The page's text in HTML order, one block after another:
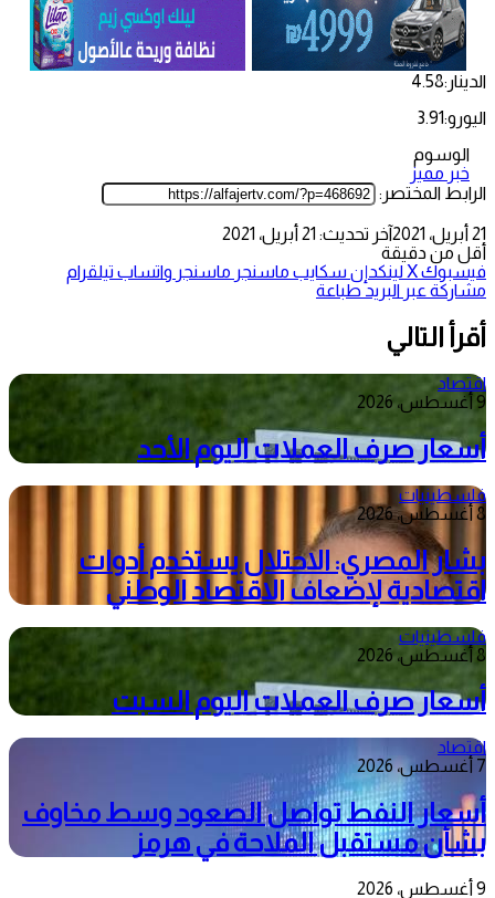
الدينار:4.58
اليورو:3.91
الوسوم
خبر مميز
الرابط المختصر:
21 أبريل، 2021
آخر تحديث: 21 أبريل، 2021
أقل من دقيقة
فيسبوك‫Xلينكدإن سكايب ماسنجر ماسنجر واتساب تيلقرام
مشاركة عبر البريد طباعة
أقرأ التالي
اقتصاد
9 أغسطس، 2026
أسعار صرف العملات اليوم الأحد
فلسطينيات
8 أغسطس، 2026
بشار المصري: الاحتلال يستخدم أدوات
اقتصادية لإضعاف الاقتصاد الوطني
فلسطينيات
8 أغسطس، 2026
أسعار صرف العملات اليوم السبت
اقتصاد
7 أغسطس، 2026
أسعار النفط تواصل الصعود وسط مخاوف
بشأن مستقبل الملاحة في هرمز
9 أغسطس، 2026